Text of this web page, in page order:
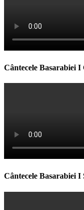
Cântecele Basarabiei I
Cântecele Basarabiei I